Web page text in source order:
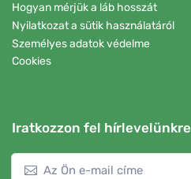
Hogyan mérjük a láb hosszát
Nyilatkozat a sütik használatáról
Személyes adatok védelme
Cookies
Iratkozzon fel hírlevelünkre